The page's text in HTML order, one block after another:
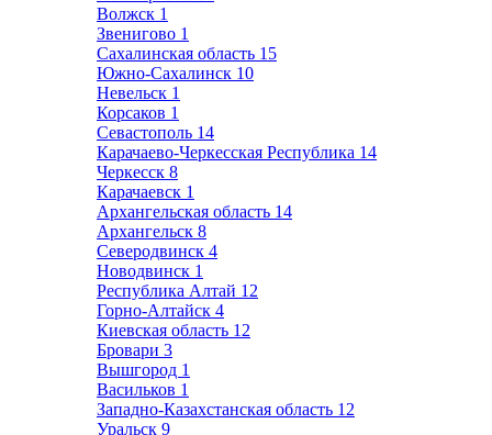
Волжск 1
Звенигово 1
Сахалинская область 15
Южно-Сахалинск 10
Невельск 1
Корсаков 1
Севастополь 14
Карачаево-Черкесская Республика 14
Черкесск 8
Карачаевск 1
Архангельская область 14
Архангельск 8
Северодвинск 4
Новодвинск 1
Республика Алтай 12
Горно-Алтайск 4
Киевская область 12
Бровари 3
Вышгород 1
Васильков 1
Западно-Казахстанская область 12
Уральск 9